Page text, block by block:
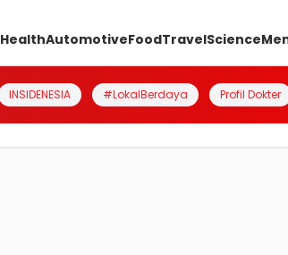
HealthAutomotiveFoodTravelScience
INSIDENESIA #LokalBerdaya Profil Dokter